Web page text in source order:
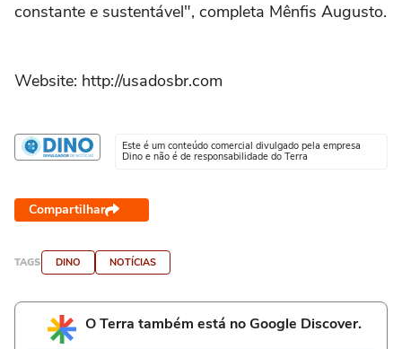
constante e sustentável", completa Mênfis Augusto.
Website: http://usadosbr.com
Este é um conteúdo comercial divulgado pela empresa
Dino e não é de responsabilidade do Terra
Compartilhar
TAGS DINO NOTÍCIAS
O Terra também está no Google Discover.